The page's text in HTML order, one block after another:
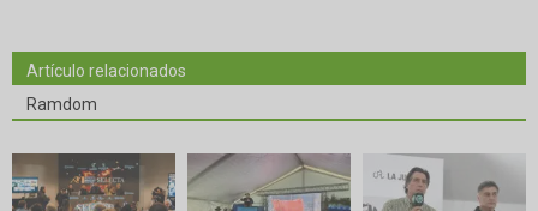
Artículo relacionados
Ramdom